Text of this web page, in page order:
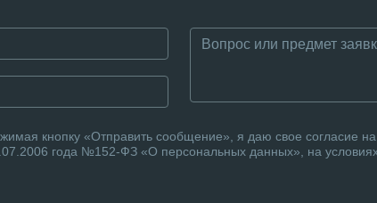
кнопку «Отправить сообщение», я даю свое согласие
года №152-ФЗ «О персональных данных», на